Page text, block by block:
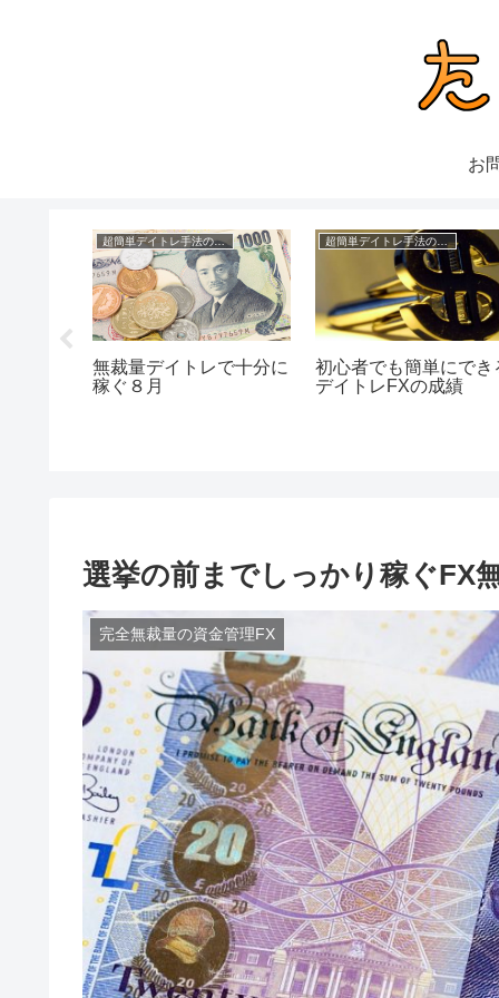
お
超簡単デイトレ手法の成績
無裁量デイトレで十分に
稼ぐ８月
超簡単デイトレ手法の成績
初心者でも簡単にでき
デイトレFXの成績
選挙の前までしっかり稼ぐFX
完全無裁量の資金管理FX